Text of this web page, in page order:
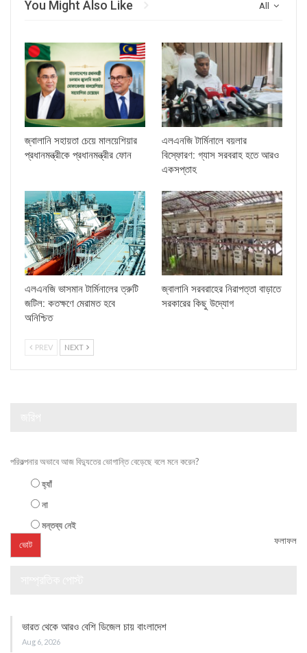
All
You Might Also Like
জ্বালানি সহায়তা চেয়ে মালয়েশিয়ার
প্রধানমন্ত্রীকে প্রধানমন্ত্রীর ফোন
এলএনজি টার্মিনালে বয়লার
বিস্ফোরণ: গ্যাস সরবরাহ হতে আরও
একসপ্তাহ
এলএনজি ভাসমান টার্মিনালের ত্রুটি
জটিল: কতক্ষণে মেরামত হবে
অনিশ্চিত
জ্বালানি সরবরাহের নিরাপত্তা বাড়াতে
সরকারের কিছু উদ্যোগ
PREV NEXT
পরিকল্পনার অভাবে আজ বিদ্যুতের ভোগান্তি বেড়েছে বলে মনে করেন?
হ্যাঁ
না
মন্তব্য নেই
ফলাফল
ভারত থেকে আরও বেশি ডিজেল চায় বাংলাদেশ
Aug 6, 2026